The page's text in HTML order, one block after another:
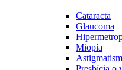
Cataracta
Glaucoma
Miopía